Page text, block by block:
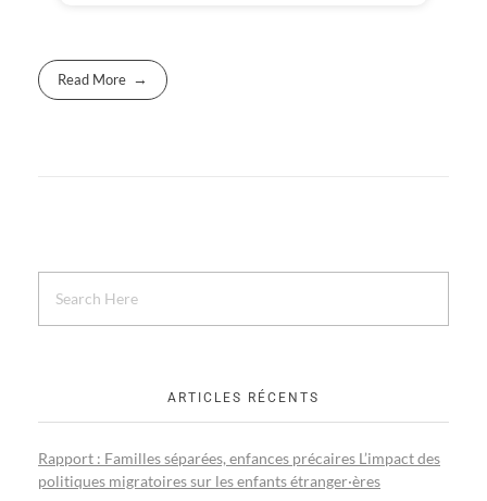
Read More
ARTICLES RÉCENTS
Rapport : Familles séparées, enfances précaires L’impact des
politiques migratoires sur les enfants étranger·ères